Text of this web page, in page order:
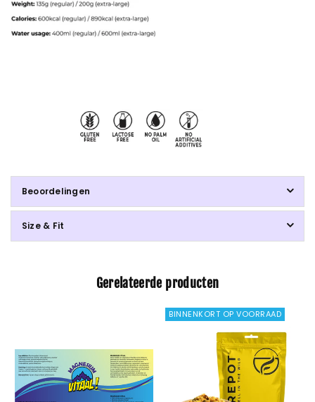
Beoordelingen
Size & Fit
Gerelateerde producten
BINNENKORT OP VOORRAAD